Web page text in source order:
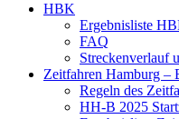
HBK
Ergebnisliste
FAQ
Streckenverlauf
Zeitfahren Hamburg –
Regeln des
HH-B 2025